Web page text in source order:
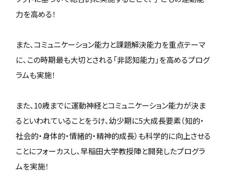
力を高める！
また、コミュニケーション能力と課題解決能力を重点テーマ
に、この時期最も大切とされる「非認知能力」を高めるプログ
ラムも実施！
また、10歳までに運動神経とコミュニケーション能力が決ま
るといわれていることをうけ、幼少期に5大成長要素（知的・
社会的・身体的・情緒的・精神的成長）も科学的に向上させる
ことにフォーカスし、早稲田大学教授陣と開発したプログラ
ムを実施！